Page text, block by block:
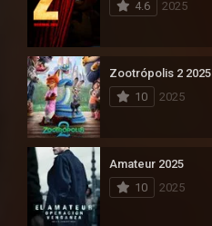
4.6 2025
Zootrópolis 2 2025
10
2025
Amateur 2025
10
2025